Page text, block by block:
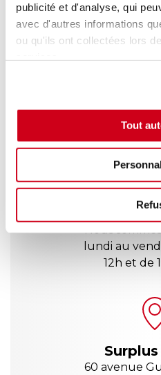
publicité et d'analyse, qui
avec d'autres informations
ou qu'ils ont collectées lors
Tout
Garantie
jusqu'à 2
ans
24h
(1) Valable sur toutes les pièces
boîte à
Nous
lundi au
12h et de
60 avenue